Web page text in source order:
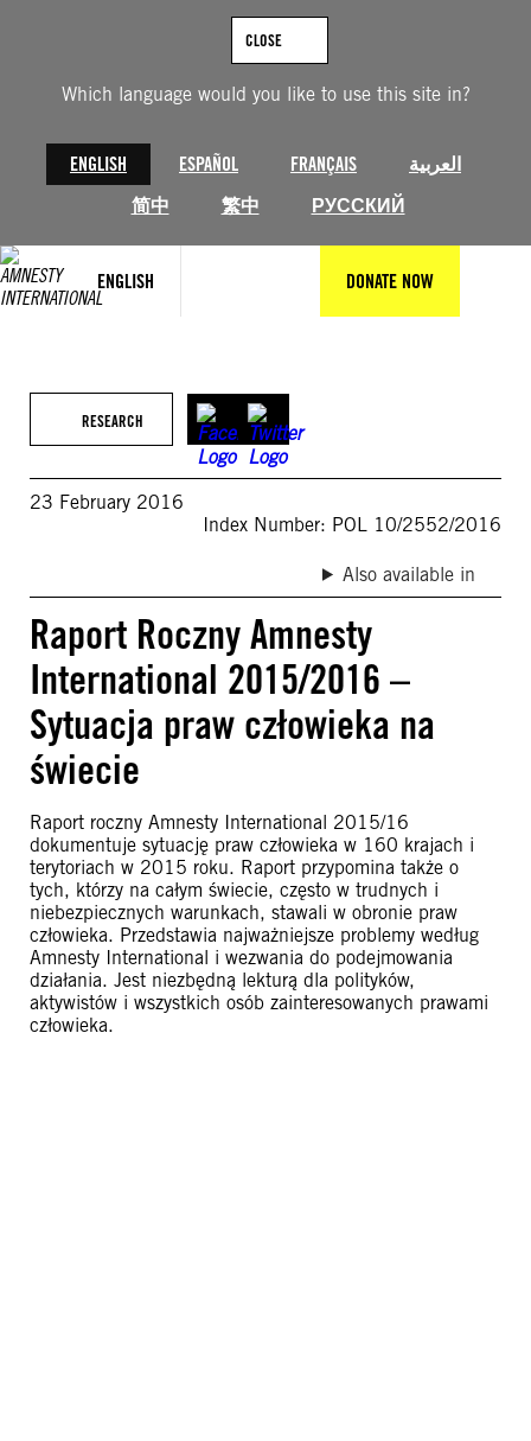
Which language would you like to use this site in?
ENGLISH ESPAÑOL FRANÇAIS
العربية
简中
繁中 РУССКИЙ
CLOSE
ENGLISH DONATE NOW
RESEARCH
23 February 2016
Index Number: POL 10/2552/2016
Also available in
Raport Roczny Amnesty
International 2015/2016 –
Sytuacja praw człowieka na
świecie
Raport roczny Amnesty International 2015/16
dokumentuje sytuację praw człowieka w 160 krajach i
terytoriach w 2015 roku. Raport przypomina także o
tych, którzy na całym świecie, często w trudnych i
niebezpiecznych warunkach, stawali w obronie praw
człowieka. Przedstawia najważniejsze problemy według
Amnesty International i wezwania do podejmowania
działania. Jest niezbędną lekturą dla polityków,
aktywistów i wszystkich osób zainteresowanych prawami
człowieka.